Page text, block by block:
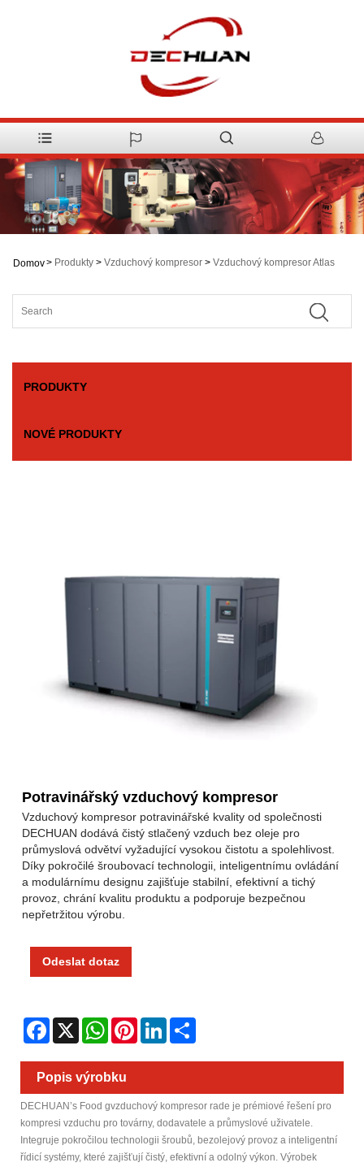
Domov> Produkty > Vzduchový kompresor > Vzduchový kompresor Atlas
PRODUKTY
NOVÉ PRODUKTY
Potravinářský vzduchový kompresor
Vzduchový kompresor potravinářské kvality od společnosti
DECHUAN dodává čistý stlačený vzduch bez oleje pro
průmyslová odvětví vyžadující vysokou čistotu a spolehlivost.
Díky pokročilé šroubovací technologii, inteligentnímu ovládání
a modulárnímu designu zajišťuje stabilní, efektivní a tichý
provoz, chrání kvalitu produktu a podporuje bezpečnou
nepřetržitou výrobu.
Odeslat dotaz
Facebook
X WhatsAppPinterestLinkedIn
Popis výrobku
DECHUAN’s Food gvzduchový kompresor rade je prémiové řešení pro
kompresi vzduchu pro továrny, dodavatele a průmyslové uživatele.
Integruje pokročilou technologii šroubů, bezolejový provoz a inteligentní
řídicí systémy, které zajišťují čistý, efektivní a odolný výkon. Výrobek